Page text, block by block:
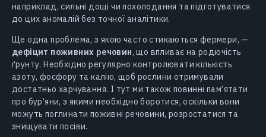
наприклад, сильні дощі чи похолодання та підготуватися
до цих аномалій без точної аналітики.
Ще одна проблема, з якою часто стикаються фермери, —
дефіцит поживних речовин, що впливає на родючість
ґрунту. Необхідно регулярно контролювати кількість
азоту, фосфору та калію, щоб рослини отримували
достатньо харчування. І тут ми також повинні пам’ятати
про бур’яни, з якими необхідно боротися, оскільки вони
можуть поглинати поживні речовини, розростатися та
знищувати посіви.